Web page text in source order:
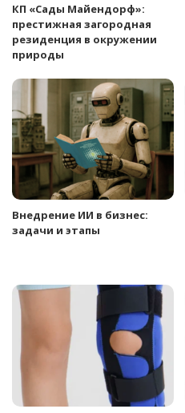
КП «Сады Майендорф»:
престижная загородная
резиденция в окружении
природы
Внедрение ИИ в бизнес:
задачи и этапы